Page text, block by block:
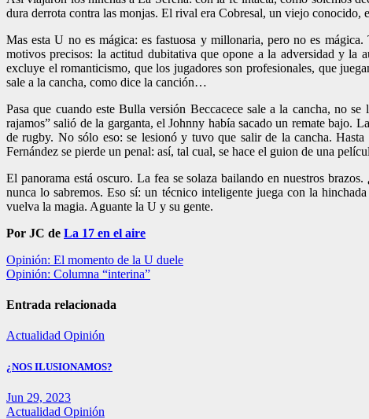
dura derrota contra las monjas. El rival era Cobresal, un viejo conocido,
Mas esta U no es mágica: es fastuosa y millonaria, pero no es
motivos precisos: la actitud dubitativa que opone a la adversidad y la
excluye el romanticismo, que los jugadores son profesionales, que
sale a la cancha, como dice la canción…
Pasa que cuando este Bulla versión Beccacece sale a la cancha, no
rajamos” salió de la garganta, el Johnny había sacado un remate bajo.
de rugby. No sólo eso: se lesionó y tuvo que salir de la cancha.
Fernández se pierde un penal: así, tal cual, se hace el guion de una
El panorama está oscuro. La fea se solaza bailando en nuestros
nunca lo sabremos. Eso sí: un técnico inteligente juega con la
vuelva la magia. Aguante la U y su gente.
Por JC de La 17 en el aire
Navegación
de
entradas
Opinión: El momento de la U duele
Opinión: Columna “interina”
Entrada relacionada
Actualidad Opinión
¿NOS ILUSIONAMOS?
Jun 29, 2023
Actualidad Opinión